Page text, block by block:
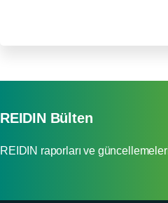
REIDIN Bülten
REIDIN raporları ve